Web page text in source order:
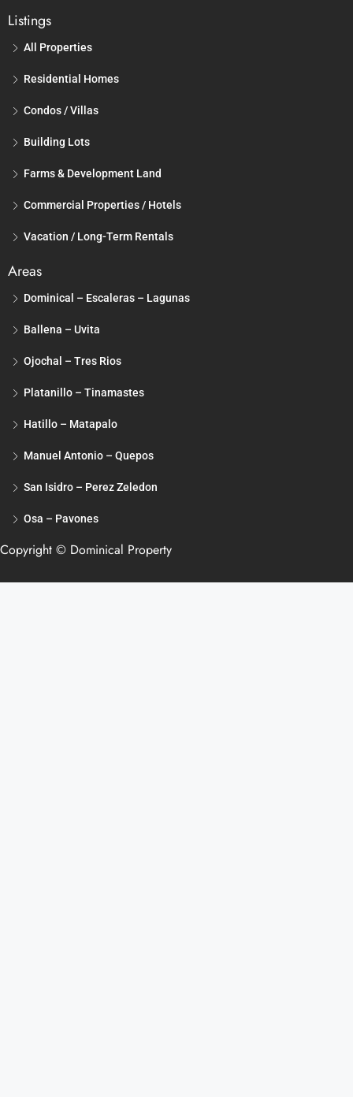
Listings
All Properties
Residential Homes
Condos / Villas
Building Lots
Farms & Development Land
Commercial Properties / Hotels
Vacation / Long-Term Rentals
Areas
Dominical – Escaleras – Lagunas
Ballena – Uvita
Ojochal – Tres Rios
Platanillo – Tinamastes
Hatillo – Matapalo
Manuel Antonio – Quepos
San Isidro – Perez Zeledon
Osa – Pavones
Copyright © Dominical Property